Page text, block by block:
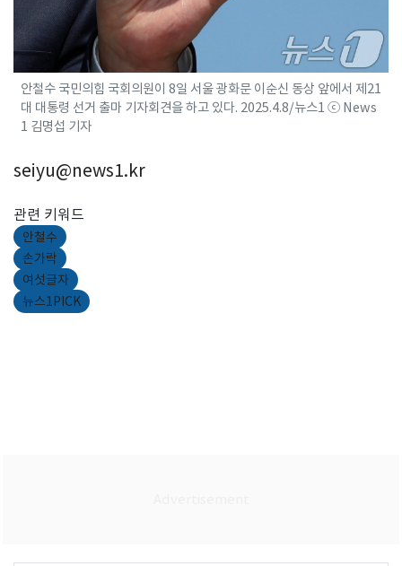
안철수 국민의힘 국회의원이 8일 서울 광화문 이순신 동상 앞에서 제21
대 대통령 선거 출마 기자회견을 하고 있다. 2025.4.8/뉴스1 ⓒ News
1 김명섭 기자
seiyu@news1.kr
관련 키워드
안철수
손가락
여섯글자
뉴스1PICK